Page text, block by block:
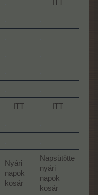
ITT​
ITT​ ITT​
Nyári
napok
kosár
Napsütötte
nyári
napok
kosár